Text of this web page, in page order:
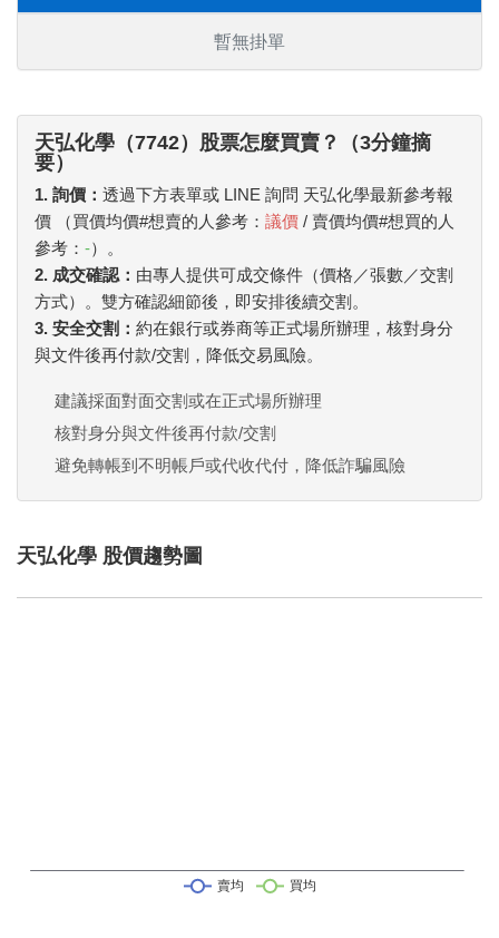
暫無掛單
天弘化學（7742）股票怎麼買賣？（3分鐘摘
要）
1. 詢價： 透過下方表單或 LINE 詢問 天弘化學最新參考報
價 （買價均價#想賣的人參考： 議價 / 賣價均價#想買的人
參考： -）。
2. 成交確認： 由專人提供可成交條件（價格／張數／交割
方式）。雙方確認細節後，即安排後續交割。
3. 安全交割： 約在銀行或券商等正式場所辦理，核對身分
與文件後再付款/交割，降低交易風險。
建議採面對面交割或在正式場所辦理
核對身分與文件後再付款/交割
避免轉帳到不明帳戶或代收代付，降低詐騙風險
天弘化學 股價趨勢圖